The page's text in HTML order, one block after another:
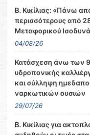
Β. Κικίλιας: «Πάνω
περισσότερους από
Μεταφορικού
04/08/26
Κατάσχεση άνω των
υδροπονικής
και σύλληψη
ναρκωτικών ουσιών
29/07/26
Β. Κικίλιας για